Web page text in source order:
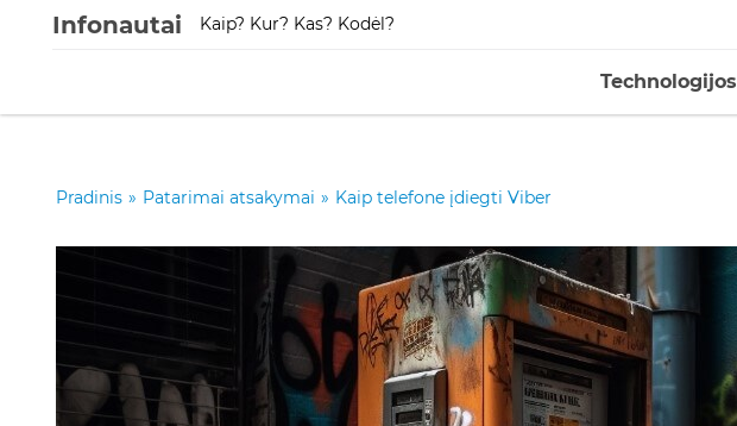
Infonautai Kaip? Kur? Kas? Kodėl?
Technologijos
Pradinis » Patarimai atsakymai » Kaip telefone įdiegti Viber